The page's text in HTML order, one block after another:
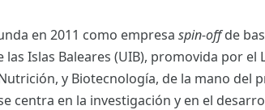
en 2011 como empresa spin-offde
las Islas Baleares (UIB), promovida por el
y Biotecnología, de la mano del
centra en la investigación y en el